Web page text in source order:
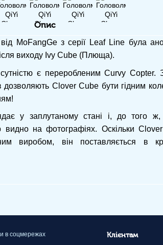
Опис
MoFangGe з серії Leaf Line була
виходу Ivy Cube (Плюща).
є переробленим Curvy Copter.
дозволяють Clover Cube бути гідним
у заплутаному стані і, до того ж,
видно на фотографіях. Оскільки
виробом, він поставляється в
в соцмережах Клієнтам